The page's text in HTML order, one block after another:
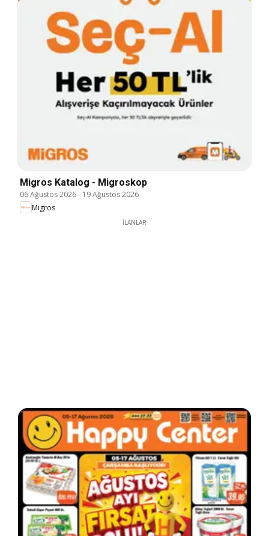
Migros Katalog - Migroskop
06 Ağustos 2026- 19 Ağustos 2026
Migros
İLANLAR